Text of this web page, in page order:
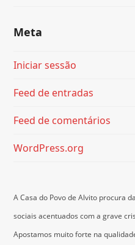
Meta
Iniciar sessão
Feed de entradas
Feed de comentários
WordPress.org
A Casa do Povo de Alvito procura
sociais acentuados com a grave
Apostamos muito forte na